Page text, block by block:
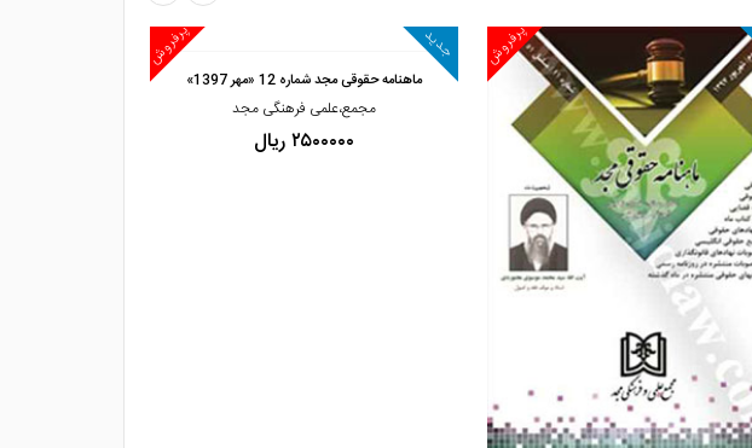
مشاهده و خرید
پرفروش پرفروش جدید
ماهنامه حقوقی مجد شماره 12 «مهر 1397»
مجمع،علمی فرهنگی مجد
۲۵۰۰۰۰۰ ریال